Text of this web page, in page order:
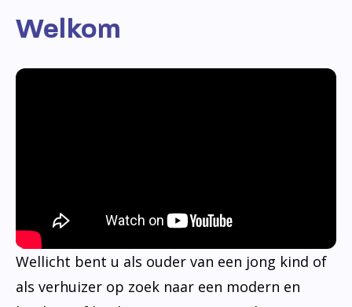
Welkom
Wellicht bent u als ouder van een jong kind of
als verhuizer op zoek naar een modern en